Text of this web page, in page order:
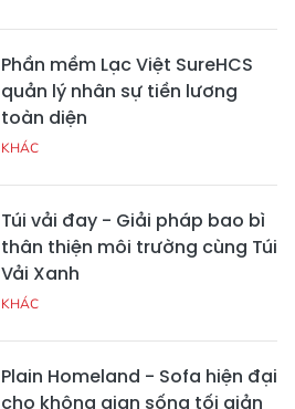
Phần mềm Lạc Việt SureHCS
quản lý nhân sự tiền lương
toàn diện
KHÁC
Túi vải đay - Giải pháp bao bì
thân thiện môi trường cùng Túi
Vải Xanh
KHÁC
Plain Homeland - Sofa hiện đại
cho không gian sống tối giản